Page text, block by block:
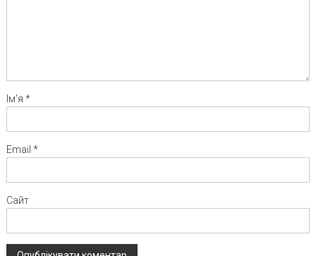
Ім'я *
Email *
Сайт